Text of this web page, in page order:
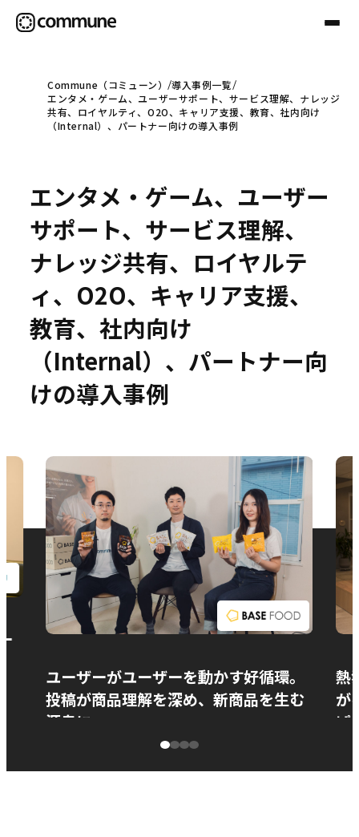
Communeについて
事例
セミナー
お役立ち情報
Commune（コミューン）
導入事例一覧
エンタメ・ゲーム、ユーザーサポート、サービス理解、ナレッジ
共有、ロイヤルティ、O2O、キャリア支援、教育、社内向け
（Internal）、パートナー向けの導入事例
エンタメ・ゲーム、ユーザー
サポート、サービス理解、
ナレッジ共有、ロイヤルテ
ィ、O2O、キャリア支援、
教育、社内向け
（Internal）、パートナー向
けの導入事例
ユーザーがユーザーを動かす好循環。
投稿が商品理解を深め、新商品を生む
源泉に
熱
が
ぱ